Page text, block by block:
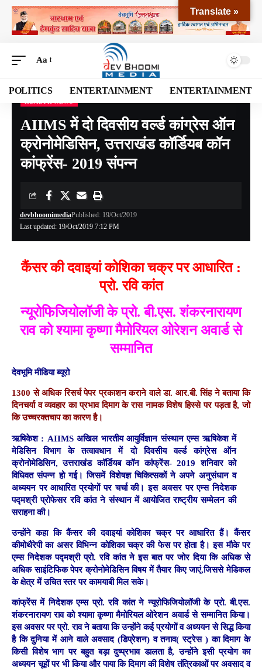
Aa
POLITICS ENTERTAINMENT ENTERTAINMENT
Devbhoomi Media> Blog>HEALTH NEWS>AIIMS में दो दिवसीय वर्ल्ड कांग्रेस ऑन क्रोनोमेडिसिन, उत्तराखंड कॉर्डियब कॉन कांफ्रेंस- 2019 संपन्न
AIIMS में दो दिवसीय वर्ल्ड कांग्रेस ऑन
क्रोनोमेडिसिन, उत्तराखंड कॉर्डियब कॉन
कांफ्रेंस- 2019 संपन्न
Last updated: 19/Oct/2019 7:12 PM
devbhoomimediaPublished: 19/Oct/2019
कैंसर की दवाइयां कोशिका चक्र पर आधारित :
प्रो. रवि कांत
न्यूरोफिजियोलॉजी के प्रो. बी.एस. शंकरनारायण
राव को श्यामा कृष्णा मैमोरियल ओरेशन अवार्ड से
सम्मानित
देवभूमि मीडिया ब्यूरो
1300 से अधिक रिसर्च पेपर प्रकाशन कराने वाले डा. आर.बी. सिंह ने बताया कि
दिनचर्या व व्यवहार का प्रभाव दिमाग के रास नामक विशेष हिस्से पर पड़ता है, जो
कि उच्चरक्तचाप का कारण है।
ऋषिकेश : AIIMS अखिल भारतीय आयुर्विज्ञान संस्थान एम्स ऋषिकेश में
मेडिसिन विभाग के तत्वावधान में दो दिवसीय वर्ल्ड कांग्रेस ऑन
क्रोनोमेडिसिन, उत्तराखंड कॉर्डियब कॉन कांफ्रेंस- 2019 शनिवार को
विधिवत संपन्न हो गई। जिसमें विशेषज्ञ चिकित्सकों ने अपने अनुसंधान व
अध्ययन पर आधारित प्रयोगों पर चर्चा की। इस अवसर पर एम्स निदेशक
पद्मश्री प्रोफेसर रवि कांत ने संस्थान में आयोजित राष्ट्रीय सम्मेलन की
सराहना की।
उन्होंने कहा कि कैंसर की दवाइयां कोशिका चक्र पर आधारित हैं। कैंसर
कीमोथैरेपी का असर विभिन्न कोशिका चक्र की फेस पर होता है। इस मौके पर
एम्स निदेशक पद्मश्री प्रो. रवि कांत ने इस बात पर जोर दिया कि अधिक से
अधिक साइंटिफिक पेपर क्रोनोमेडिसिन विषय में तैयार किए जाएं,जिससे मेडिकल
के क्षेत्र में उचित स्तर पर कामयाबी मिल सके।
कांफ्रेंस में निदेशक एम्स प्रो. रवि कांत ने न्यूरोफिजियोलॉजी के प्रो. बी.एस.
शंकरनारायण राव को श्यामा कृष्णा मैमोरियल ओरेशन अवार्ड से सम्मानित किया।
इस अवसर पर प्रो. राव ने बताया कि उन्होंने कई प्रयोगों व अध्ययन से सिद्ध किया
है कि दुनिया में आने वाले अवसाद (डिप्रेशन) व तनाव( स्ट्रेस ) का दिमाग के
किसी विशेष भाग पर बहुत बड़ा दुष्प्रभाव डालता है, उन्होंने इसी प्रयोग का
अध्ययन चूहों पर भी किया और पाया कि दिमाग की विशेष तंत्रिकाओं पर अवसाद व
Translate »